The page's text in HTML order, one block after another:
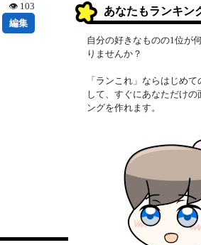
👁 103
編集
あなたもランキン
自分の好きなものの1位が
りませんか？
「ランこれ」ならはじめて
して、すぐにあなただけの
ングを作れます。